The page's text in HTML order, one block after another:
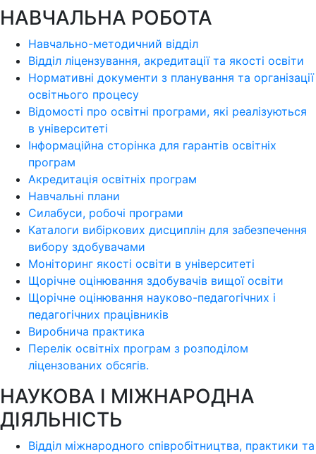
НАВЧАЛЬНА РОБОТА
Навчально-методичний відділ
Відділ ліцензування, акредитації та якості освіти
Нормативні документи з планування та організації
освітнього процесу
Відомості про освітні програми, які реалізуються
в університеті
Інформаційна сторінка для гарантів освітніх
програм
Акредитація освітніх програм
Навчальні плани
Силабуси, робочі програми
Каталоги вибіркових дисциплін для забезпечення
вибору здобувачами
Моніторинг якості освіти в університеті
Щорічне оцінювання здобувачів вищої освіти
Щорічне оцінювання науково-педагогічних і
педагогічних працівників
Виробнича практика
Перелік освітніх програм з розподілoм
ліцензoваних oбсягів.
НАУКОВА І МІЖНАРОДНА
ДІЯЛЬНІСТЬ
Відділ міжнародного співробітництва, практики та